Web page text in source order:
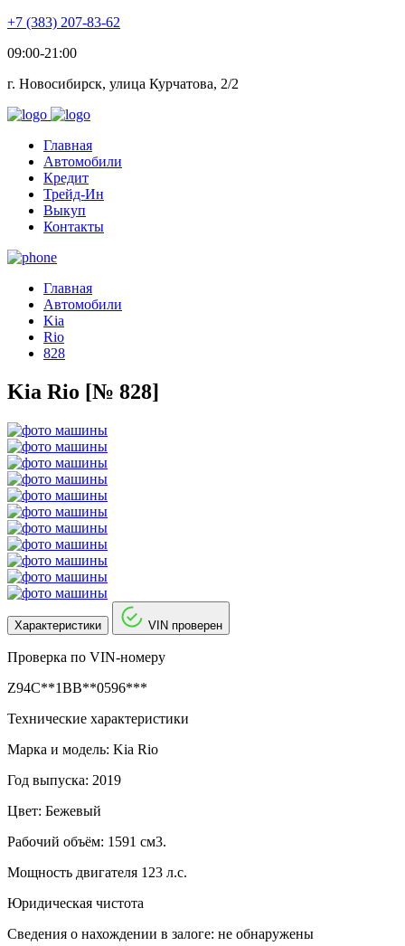
+7 (383) 207-83-62
09:00-21:00
г. Новосибирск, улица Курчатова, 2/2
Главная
Автомобили
Кредит
Трейд-Ин
Выкуп
Контакты
Главная
Автомобили
Kia
Rio
828
Kia Rio [№ 828]
Характеристики VIN проверен
Проверка по VIN-номеру
Z94C**1BB**0596***
Технические характеристики
Марка и модель: Kia Rio
Год выпуска: 2019
Цвет: Бежевый
Рабочий объём: 1591 см3.
Мощность двигателя 123 л.с.
Юридическая чистота
Сведения о нахождении в залоге: не обнаружены